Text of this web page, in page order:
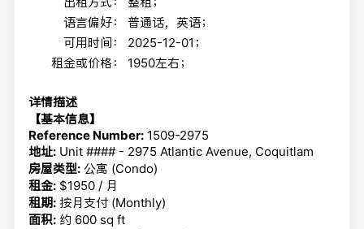
语言偏好：
普通话，英语；
可用时间：
2025-12-01；
租金或价格：
1950左右；
详情描述
【基本信息】
Reference Number: 1509-2975
地址: Unit #### - 2975 Atlantic Avenue, Coquitlam
房屋类型: 公寓 (Condo)
租金: $1950 / 月
租期: 按月支付 (Monthly)
面积: 约 600 sq ft